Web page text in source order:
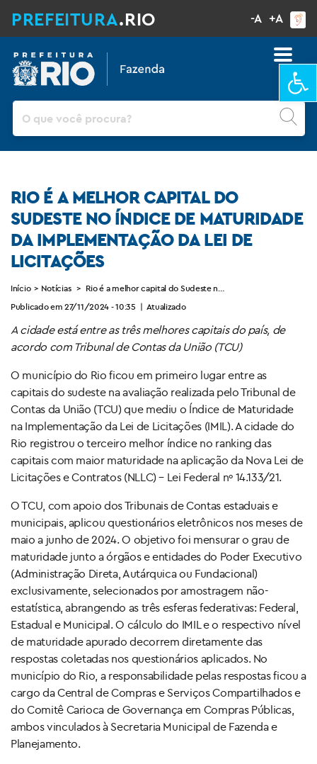
PREFEITURA.RIO -A +A
RIO É A MELHOR CAPITAL DO
SUDESTE NO ÍNDICE DE MATURIDADE
DA IMPLEMENTAÇÃO DA LEI DE
LICITAÇÕES
Início > Notícias > Rio é a melhor capital do Sudeste no índice de maturidade
Publicado em 27/11/2024 - 10:35 | Atualizado
A cidade está entre as três melhores capitais do país, de
acordo com Tribunal de Contas da União (TCU)
O município do Rio ficou em primeiro lugar entre as
capitais do sudeste na avaliação realizada pelo Tribunal de
Contas da União (TCU) que mediu o Índice de Maturidade
na Implementação da Lei de Licitações (IMIL). A cidade do
Rio registrou o terceiro melhor índice no ranking das
capitais com maior maturidade na aplicação da Nova Lei de
Licitações e Contratos (NLLC) – Lei Federal nº 14.133/21.
O TCU, com apoio dos Tribunais de Contas estaduais e
municipais, aplicou questionários eletrônicos nos meses de
maio a junho de 2024. O objetivo foi mensurar o grau de
maturidade junto a órgãos e entidades do Poder Executivo
(Administração Direta, Autárquica ou Fundacional)
exclusivamente, selecionados por amostragem não-
estatística, abrangendo as três esferas federativas: Federal,
Estadual e Municipal. O cálculo do IMIL e o respectivo nível
de maturidade apurado decorrem diretamente das
respostas coletadas nos questionários aplicados. No
município do Rio, a responsabilidade pelas respostas ficou a
cargo da Central de Compras e Serviços Compartilhados e
do Comitê Carioca de Governança em Compras Públicas,
ambos vinculados à Secretaria Municipal de Fazenda e
Planejamento.